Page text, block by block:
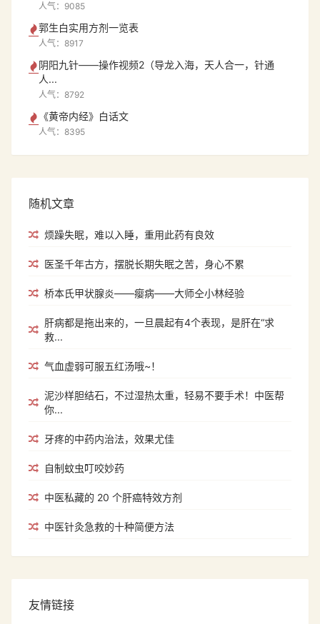
人气：9085
郭生白实用方剂一览表
人气：8917
阴阳九针——操作视频2（导龙入海，天人合一，针通
人...
人气：8792
《黄帝内经》白话文
人气：8395
随机文章
烦躁失眠，难以入睡，重用此药有良效
医圣千年古方，摆脱长期失眠之苦，身心不累
桥本氏甲状腺炎——瘿病——大师仝小林经验
肝病都是拖出来的，一旦晨起有4个表现，是肝在“求
救...
气血虚弱可服五红汤哦~！
泥沙样胆结石，不过湿热太重，轻易不要手术！中医帮
你...
牙疼的中药内治法，效果尤佳
自制蚊虫叮咬妙药
中医私藏的 20 个肝癌特效方剂
中医针灸急救的十种简便方法
友情链接